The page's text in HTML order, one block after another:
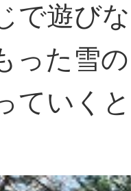
で遊び
った雪
ていく